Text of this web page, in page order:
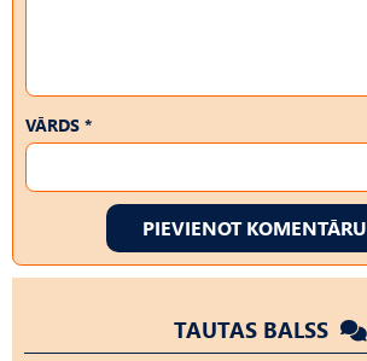
VĀRDS *
PIEVIENOT KOMENTĀRU
TAUTAS BALSS